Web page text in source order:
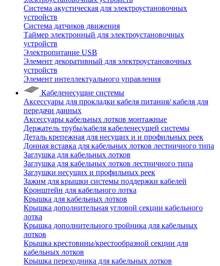
Система акустическая для электроустановочных
устройств
Система датчиков движения
Таймер электронный для электроустановочных
устройств
Электропитание USB
Элемент декоративный для электроустановочных
устройств
Элемент интеллектуального управления
Кабеленесущие системы
Аксессуары для прокладки кабеля питания/ кабеля для
передачи данных
Аксессуары кабельных лотков монтажные
Держатель трубы/кабеля кабеленесущей системы
Деталь крепежная для несущих и и профильных реек
Донная вставка для кабельных лотков лестничного типа
Заглушка для кабельных лотков
Заглушка для кабельных лотков лестничного типа
Заглушки несущих и профильных реек
Зажим для крышки системы поддержки кабелей
Кронштейн для кабельного лотка
Крышка для кабельных лотков
Крышка дополнительная угловой секции кабельного
лотка
Крышка дополнительного тройника для кабельных
лотков
Крышка крестовины/крестообразной секции для
кабельных лотков
Крышка переходника для кабельных лотков